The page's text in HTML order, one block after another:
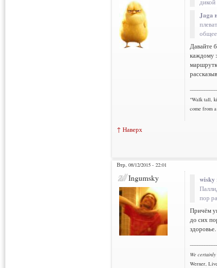
Jaga
Давайте
каждому
"Walk tall,
come from
↑ Наверх
Втр, 08/12/2015 - 22:01
Ingumsky wisky
пор
Причём
до сих
здоровье.
We
Werner,